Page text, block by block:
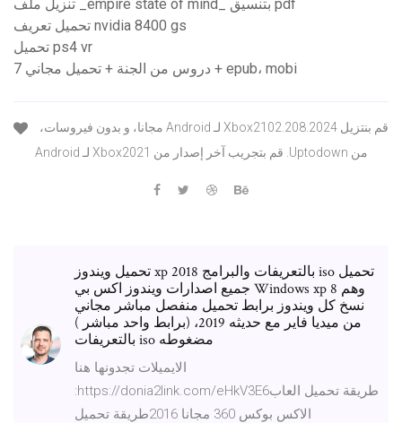
تنزيل ملف _empire state of mind_ بتنسيق pdf
تحميل تعريف nvidia 8400 gs
تحميل ps4 vr
7 دروس من الجنة + تحميل مجاني + epub، mobi
من Uptodown. قم بتجريب آخر إصدار من Xbox2021 لـ Android
تحميل ويندوز xp 2018 بالتعريفات والبرامج iso تحميل
جميع اصدارات ويندوز اكس بي Windows xp وهم 8
نسخ كل ويندوز برابط تحميل منفصل مباشر مجاني
من ميديا فاير مع حديثه 2019، (برابط واحد مباشر )
بالتعريفات iso مضغوطه
الايميلات تجدونها هنا
:https://donia2link.com/eHkV3E6طريقة تحميل العاب
الاكس بوكس 360 مجانا 2016طريقة تحميل